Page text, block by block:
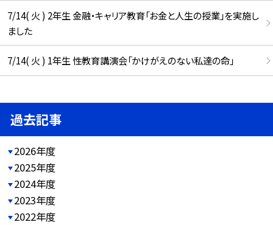
7/14( 火 ) 2年生 金融・キャリア教育「お金と人生の授業」を実施し
ました
7/14( 火 ) 1年生 性教育講演会「かけがえのない私達の命」
過去記事
2026年度
2025年度
2024年度
2023年度
2022年度